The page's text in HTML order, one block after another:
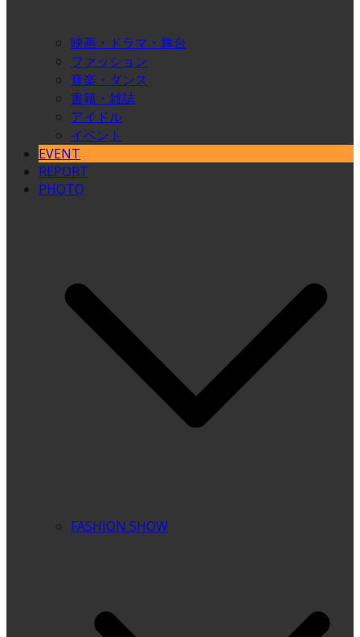
映画・ドラマ・舞台
ファッション
音楽・ダンス
書籍・雑誌
アイドル
イベント
EVENT
REPORT
PHOTO
FASHION SHOW